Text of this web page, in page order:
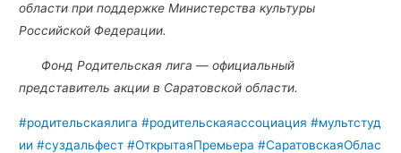
области при поддержке Министерства культуры
Российской Федерации.
Фонд Родительская лига — официальный
представитель акции в Саратовской области.
#родительскаялига #родительскаяассоциация #мультстуд
ии #суздальфест #ОткрытаяПремьера #СаратовскаяОблас